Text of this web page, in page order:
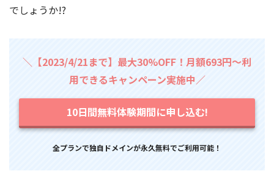
でしょうか!?
＼【2023/4/21まで】最大30%OFF！月額693円～利
用できるキャンペーン実施中／
10日間無料体験期間に申し込む!
全プランで独自ドメインが永久無料でご利用可能！